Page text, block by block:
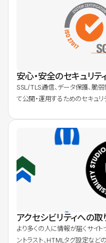
安心・安全のセキュリテ
SSL/TLS通信、データ保護、脆
て公開・運用するためのセキュリ
アクセシビリティへの取
より多くの人に情報が届くサイト
ントラスト、HTMLタグ設定など